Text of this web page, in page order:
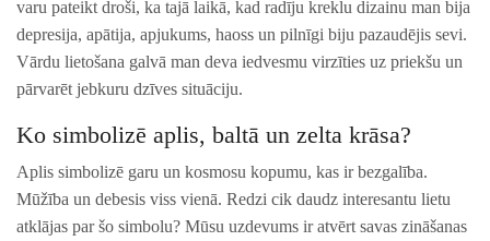
varu pateikt droši, ka tajā laikā, kad radīju kreklu dizainu man bija
depresija, apātija, apjukums, haoss un pilnīgi biju pazaudējis sevi.
Vārdu lietošana galvā man deva iedvesmu virzīties uz priekšu un
pārvarēt jebkuru dzīves situāciju.
Ko simbolizē aplis, baltā un zelta krāsa?
Aplis simbolizē garu un kosmosu kopumu, kas ir bezgalība.
Mūžība un debesis viss vienā. Redzi cik daudz interesantu lietu
atklājas par šo simbolu? Mūsu uzdevums ir atvērt savas zināšanas